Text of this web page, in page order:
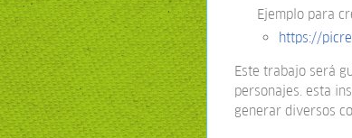
Ejemplo para
https://
Este trabajo será
personajes. esta
generar diversos